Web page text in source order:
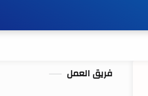
فريق العمل